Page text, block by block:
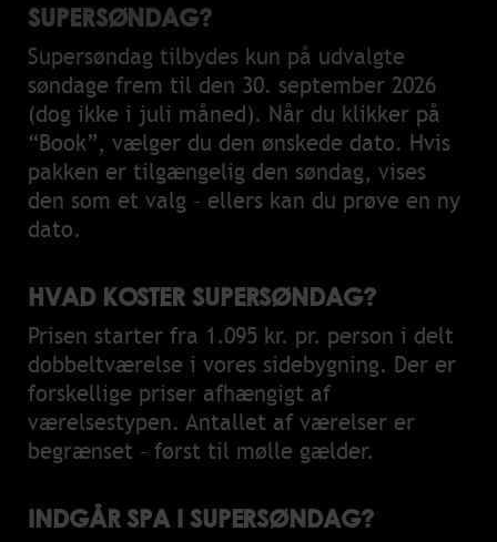
SUPERSØNDAG?
Supersøndag tilbydes kun på udvalgte
søndage frem til den 30. september 2026
(dog ikke i juli måned). Når du klikker på
“Book”, vælger du den ønskede dato. Hvis
pakken er tilgængelig den søndag, vises
den som et valg – ellers kan du prøve en ny
dato.
HVAD KOSTER SUPERSØNDAG?
Prisen starter fra 1.095 kr. pr. person i delt
dobbeltværelse i vores sidebygning. Der er
forskellige priser afhængigt af
værelsestypen. Antallet af værelser er
begrænset – først til mølle gælder.
INDGÅR SPA I SUPERSØNDAG?